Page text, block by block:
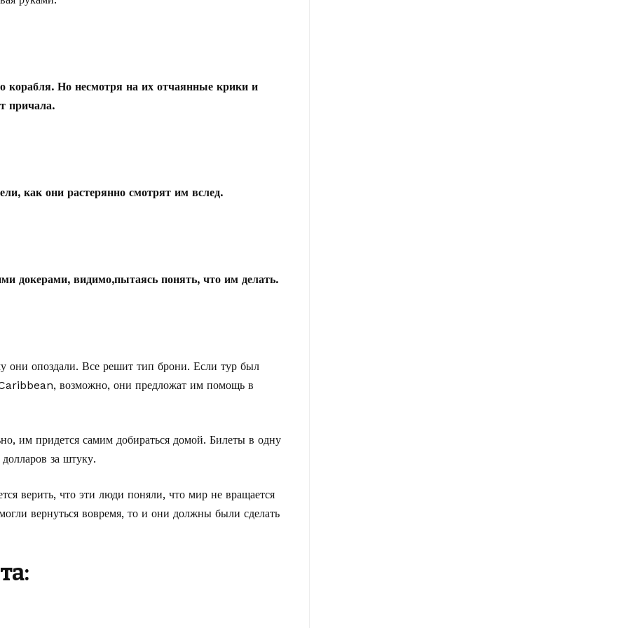
корабля. Но несмотря на их отчаянные крики и
причала.
как они растерянно смотрят им вслед.
докерами, видимо,пытаясь понять, что им делать.
они опоздали. Все решит тип брони. Если тур был
возможно, они предложат им помощь в
им придется самим добираться домой. Билеты в одну
за штуку.
верить, что эти люди поняли, что мир не вращается
вернуться вовремя, то и они должны были сделать